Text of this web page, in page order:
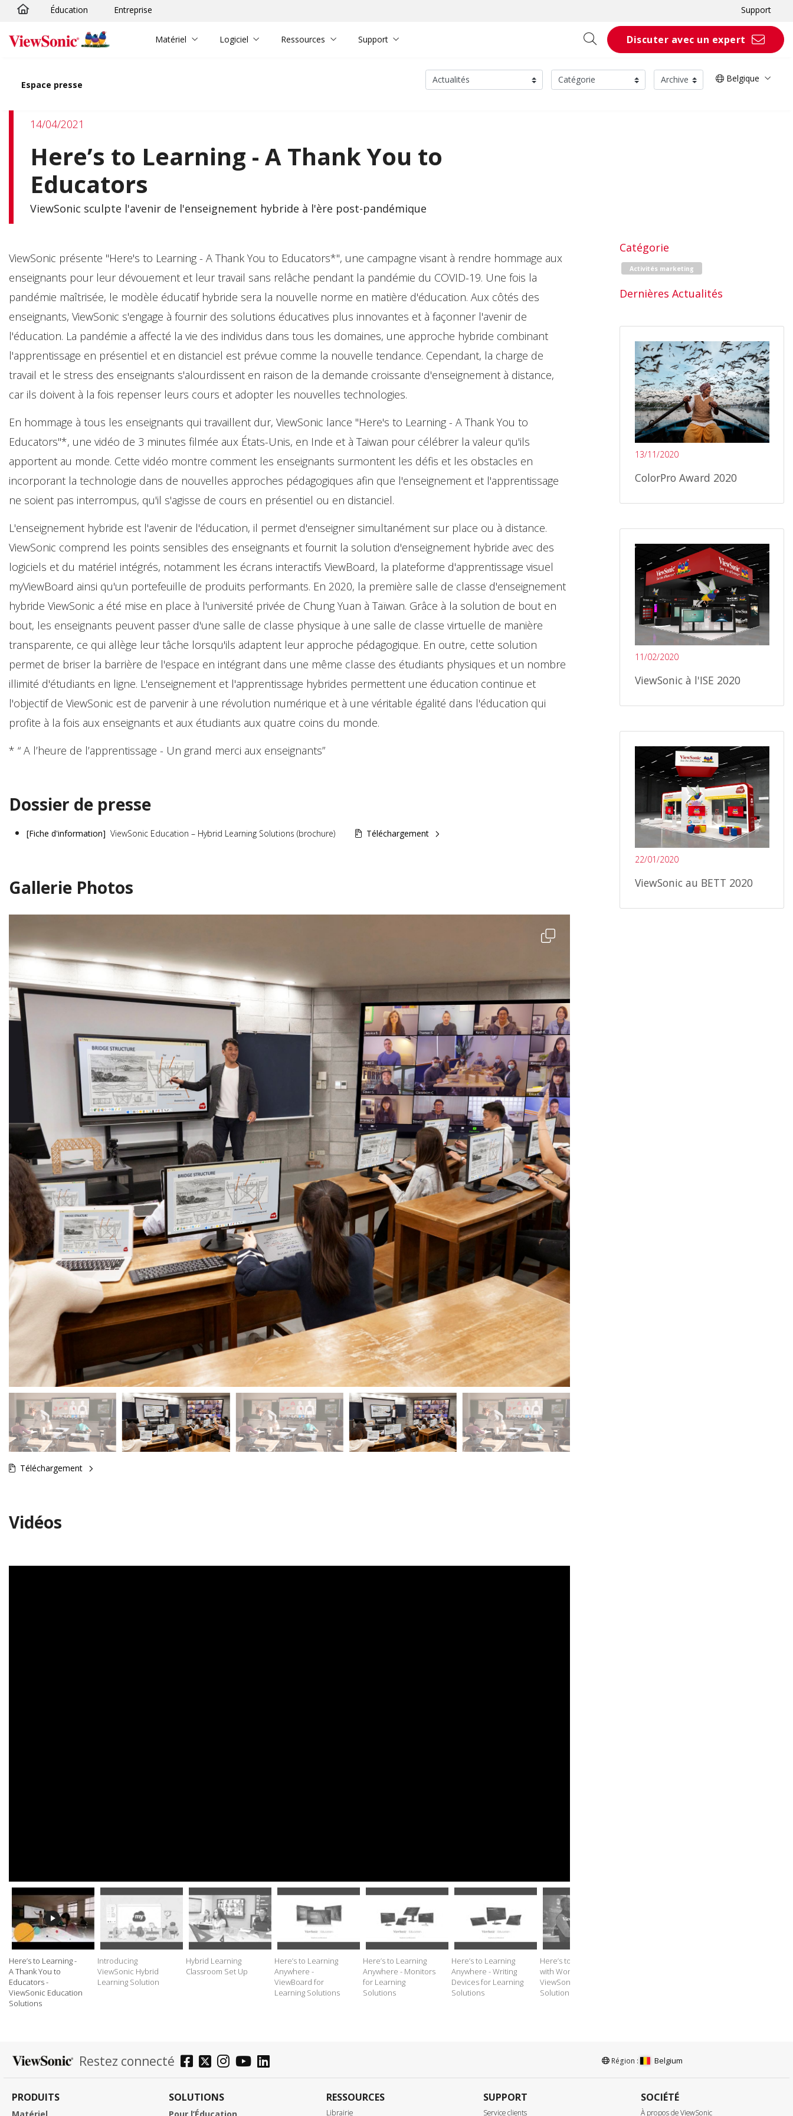
Passer au contenu principal
Éducation Entreprise Support
Matériel Logiciel Ressources Support Discuter avec un expert
Espace presse
Belgique
14/04/2021
Here’s to Learning - A Thank You to
Educators
ViewSonic sculpte l'avenir de l'enseignement hybride à l'ère post-pandémique
ViewSonic présente "Here's to Learning - A Thank You to Educators*", une campagne visant à rendre hommage aux
enseignants pour leur dévouement et leur travail sans relâche pendant la pandémie du COVID-19. Une fois la
pandémie maîtrisée, le modèle éducatif hybride sera la nouvelle norme en matière d'éducation. Aux côtés des
enseignants, ViewSonic s'engage à fournir des solutions éducatives plus innovantes et à façonner l'avenir de
l'éducation. La pandémie a affecté la vie des individus dans tous les domaines, une approche hybride combinant
l'apprentissage en présentiel et en distanciel est prévue comme la nouvelle tendance. Cependant, la charge de
travail et le stress des enseignants s'alourdissent en raison de la demande croissante d'enseignement à distance,
car ils doivent à la fois repenser leurs cours et adopter les nouvelles technologies.
En hommage à tous les enseignants qui travaillent dur, ViewSonic lance "Here's to Learning - A Thank You to
Educators"*, une vidéo de 3 minutes filmée aux États-Unis, en Inde et à Taiwan pour célébrer la valeur qu'ils
apportent au monde. Cette vidéo montre comment les enseignants surmontent les défis et les obstacles en
incorporant la technologie dans de nouvelles approches pédagogiques afin que l'enseignement et l'apprentissage
ne soient pas interrompus, qu'il s'agisse de cours en présentiel ou en distanciel.
L'enseignement hybride est l'avenir de l'éducation, il permet d'enseigner simultanément sur place ou à distance.
ViewSonic comprend les points sensibles des enseignants et fournit la solution d'enseignement hybride avec des
logiciels et du matériel intégrés, notamment les écrans interactifs ViewBoard, la plateforme d'apprentissage visuel
myViewBoard ainsi qu'un portefeuille de produits performants. En 2020, la première salle de classe d'enseignement
hybride ViewSonic a été mise en place à l'université privée de Chung Yuan à Taïwan. Grâce à la solution de bout en
bout, les enseignants peuvent passer d'une salle de classe physique à une salle de classe virtuelle de manière
transparente, ce qui allège leur tâche lorsqu'ils adaptent leur approche pédagogique. En outre, cette solution
permet de briser la barrière de l'espace en intégrant dans une même classe des étudiants physiques et un nombre
illimité d'étudiants en ligne. L'enseignement et l'apprentissage hybrides permettent une éducation continue et
l'objectif de ViewSonic est de parvenir à une révolution numérique et à une véritable égalité dans l'éducation qui
profite à la fois aux enseignants et aux étudiants aux quatre coins du monde.
* “ A l’heure de l’apprentissage - Un grand merci aux enseignants”
Dossier de presse
[Fiche d'information] ViewSonic Education – Hybrid Learning Solutions (brochure) Téléchargement
Gallerie Photos
Téléchargement
Vidéos
Here’s to Learning -
A Thank You to
Educators -
ViewSonic Education
Solutions
Introducing
ViewSonic Hybrid
Learning Solution
Hybrid Learning
Classroom Set Up
Here’s to Learning
Anywhere -
ViewBoard for
Learning Solutions
Here’s to Learning
Anywhere - Monitors
for Learning
Solutions
Here’s to Learning
Anywhere - Writing
Devices for Learning
Solutions
Here’s to Learning
with Wonder (15s) -
ViewSonic Education
Solutions
Catégorie
Activités marketing
Dernières Actualités
13/11/2020
ColorPro Award 2020
11/02/2020
ViewSonic à l'ISE 2020
22/01/2020
ViewSonic au BETT 2020
Restez connecté Région : Belgium
PRODUITS SOLUTIONS RESSOURCES
Librairie
SUPPORT
Service clients
SOCIÉTÉ
À propos de ViewSonic